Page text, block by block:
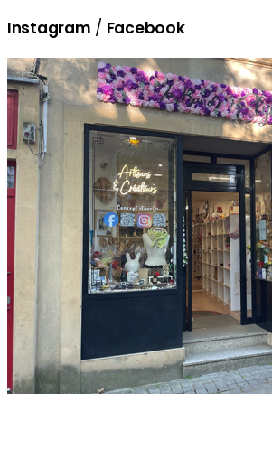
Instagram / Facebook